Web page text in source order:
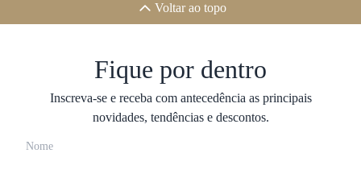
Voltar ao topo
Fique por dentro
Inscreva-se e receba com antecedência as principais
novidades, tendências e descontos.